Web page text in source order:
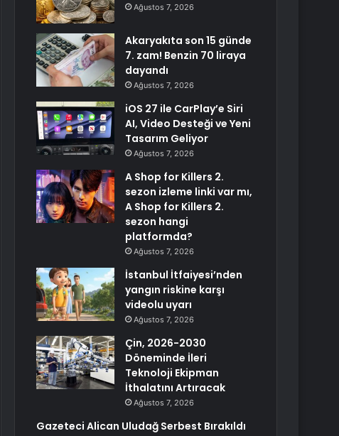
Ağustos 7, 2026
Akaryakıta son 15 günde
7. zam! Benzin 70 liraya
dayandı
Ağustos 7, 2026
iOS 27 ile CarPlay’e Siri
AI, Video Desteği ve Yeni
Tasarım Geliyor
Ağustos 7, 2026
A Shop for Killers 2.
sezon izleme linki var mı,
A Shop for Killers 2.
sezon hangi
platformda?
Ağustos 7, 2026
İstanbul İtfaiyesi’nden
yangın riskine karşı
videolu uyarı
Ağustos 7, 2026
Çin, 2026-2030
Döneminde İleri
Teknoloji Ekipman
İthalatını Artıracak
Ağustos 7, 2026
Gazeteci Alican Uludağ Serbest Bırakıldı